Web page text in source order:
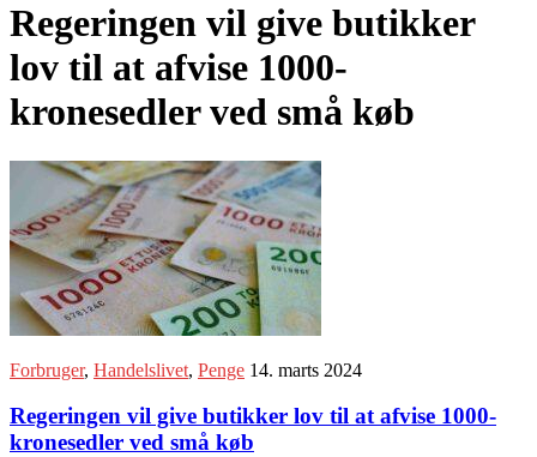
Regeringen vil give butikker
lov til at afvise 1000-
kronesedler ved små køb
Forbruger, Handelslivet, Penge 14. marts 2024
Regeringen vil give butikker lov til at afvise 1000-
kronesedler ved små køb